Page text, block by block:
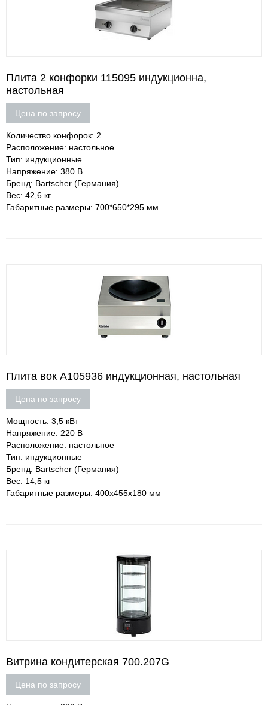
Плита 2 конфорки 115095 индукционна,
настольная
Цена по запросу
Количество конфорок: 2
Расположение: настольное
Тип: индукционные
Напряжение: 380 В
Бренд: Bartscher (Германия)
Вес: 42,6 кг
Габаритные размеры: 700*650*295 мм
Плита вок A105936 индукционная, настольная
Цена по запросу
Мощность: 3,5 кВт
Напряжение: 220 В
Расположение: настольное
Тип: индукционные
Бренд: Bartscher (Германия)
Вес: 14,5 кг
Габаритные размеры: 400х455х180 мм
Витрина кондитерская 700.207G
Цена по запросу